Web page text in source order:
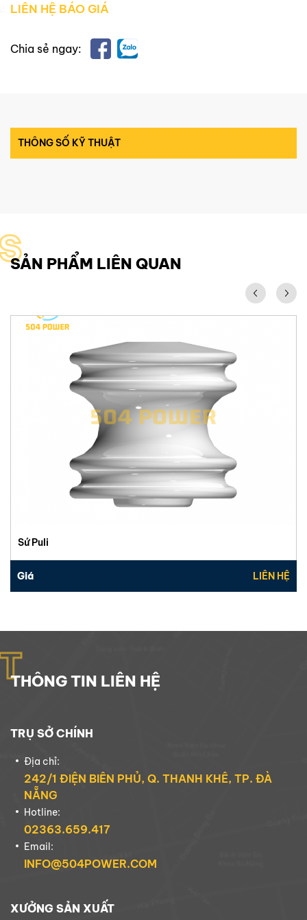
LIÊN HỆ BÁO GIÁ
Chia sẻ ngay:
THÔNG SỐ KỸ THUẬT
SẢN PHẨM LIÊN QUAN
Sứ Puli
Giá LIÊN HỆ
THÔNG TIN LIÊN HỆ
TRỤ SỞ CHÍNH
Địa chỉ:
242/1 ĐIỆN BIÊN PHỦ, Q. THANH KHÊ, TP. ĐÀ
NẴNG
Hotline:
02363.659.417
Email:
INFO@504POWER.COM
XƯỞNG SẢN XUẤT